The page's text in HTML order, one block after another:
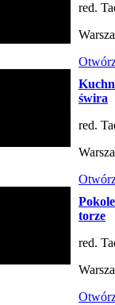
red.
świra
red.
torze
red.